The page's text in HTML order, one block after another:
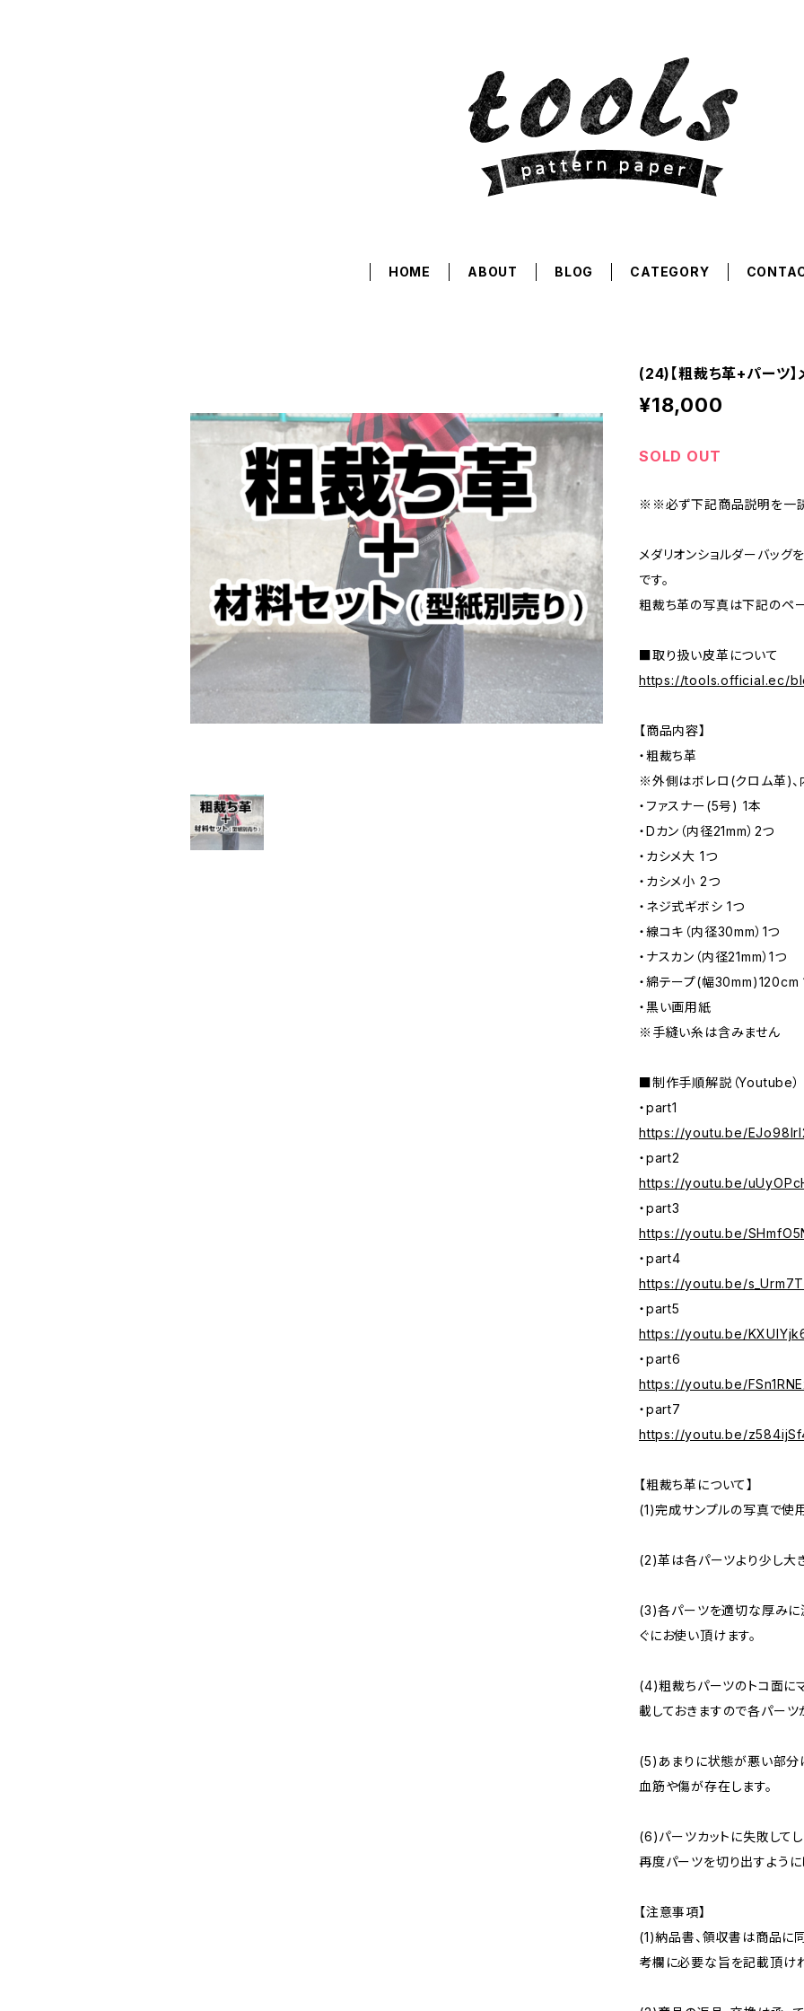
HOME ABOUT BLOG CATEGORY
(24)【粗裁ち革+パーツ
¥18,000
SOLD OUT
※※必ず下記商品説明を一
メダリオンショルダーバッグ
です。
粗裁ち革の写真は下記のペ
■取り扱い皮革について
https://tools.official.ec/
【商品内容】
・粗裁ち革
※外側はボレロ(クロム革)、
・ファスナー(5号) 1本
・Dカン（内径21mm）2つ
・カシメ大 1つ
・カシメ小 2つ
・ネジ式ギボシ 1つ
・線コキ（内径30mm）1つ
・ナスカン（内径21mm）1つ
・綿テープ(幅30mm)120cm
・黒い画用紙
※手縫い糸は含みません
■制作手順解説（Youtube）
・part1
https://youtu.be/
・part2
https://youtu.be/
・part3
https://youtu.be/
・part4
https://youtu.be/
・part5
https://youtu.be/
・part6
https://youtu.be/
・part7
https://youtu.be/
【粗裁ち革について】
(1)完成サンプルの写真で使
(2)革は各パーツより少し大
(3)各パーツを適切な厚みに
ぐにお使い頂けます。
(4)粗裁ちパーツのトコ面に
載しておきますので各パーツ
(5)あまりに状態が悪い部分
血筋や傷が存在します。
(6)パーツカットに失敗して
再度パーツを切り出すように
【注意事項】
(1)納品書、領収書は商品に
考欄に必要な旨を記載頂け